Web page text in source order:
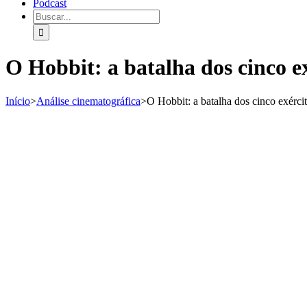
Podcast
O Hobbit: a batalha dos cinco
Início>Análise cinematográfica>O Hobbit: a batalha dos cinco